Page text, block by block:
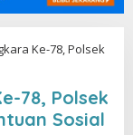
Ke-78, Polsek
78, Polsek
Sosial